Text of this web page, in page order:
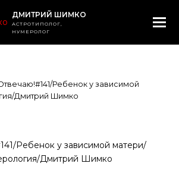
ДМИТРИЙ ШИМКО
АСТРОТИПОЛОГ,
НУМЕРОЛОГ
Ребенок у зависимой
Дмитрий Шимко